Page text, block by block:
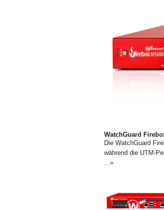
WatchGuard
Die WatchGuard
während die UTM-
...»